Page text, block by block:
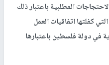
المطلبية باعتبار ذلك
كفلتها اتفاقيات العمل
في دولة فلسطين باعتبارها